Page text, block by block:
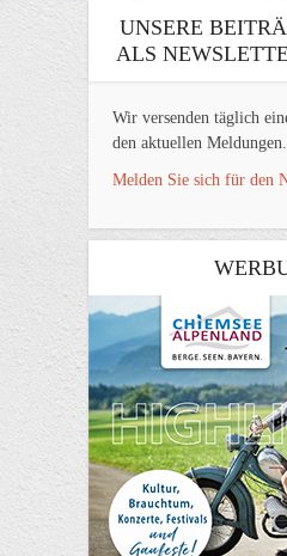
UNSERE
ALS
Wir versenden täglich
den aktuellen Meldungen.
Melden Sie sich für den